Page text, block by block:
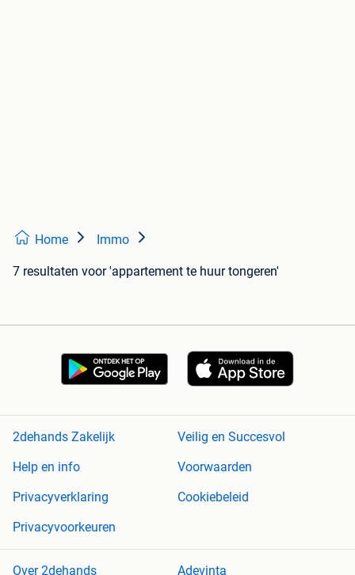
Home Immo
7 resultaten voor 'appartement te huur tongeren'
2dehands Zakelijk
Veilig en Succesvol
Help en info
Voorwaarden
Privacyverklaring
Cookiebeleid
Privacyvoorkeuren
Over 2dehands Adevinta